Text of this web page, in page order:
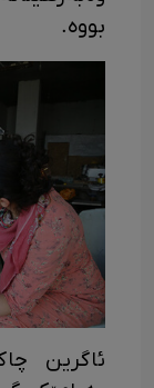
بووە.
ئاگرین